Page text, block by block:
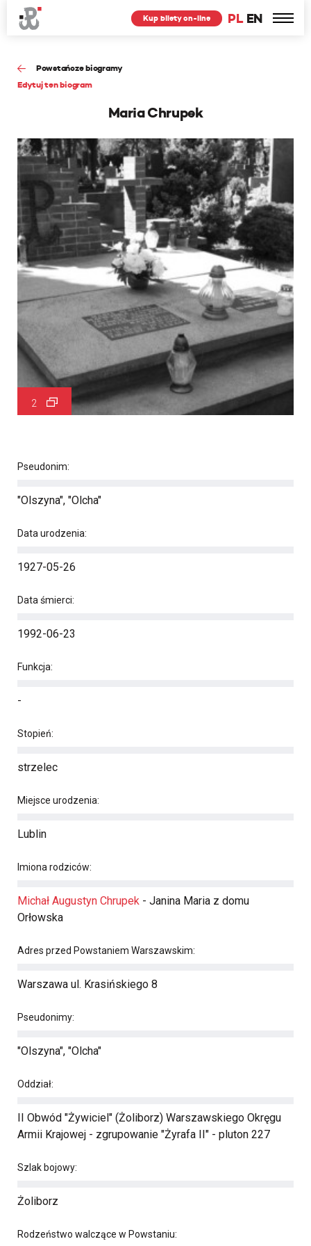
PL EN
Kup bilety on-line
Powstańcze biogramy
Edytuj ten biogram
Maria Chrupek
2
Pseudonim:
"Olszyna", "Olcha"
Data urodzenia:
1927-05-26
Data śmierci:
1992-06-23
Funkcja:
-
Stopień:
strzelec
Miejsce urodzenia:
Lublin
Imiona rodziców:
Michał Augustyn Chrupek - Janina Maria z domu
Orłowska
Adres przed Powstaniem Warszawskim:
Warszawa ul. Krasińskiego 8
Pseudonimy:
"Olszyna", "Olcha"
Oddział:
II Obwód "Żywiciel" (Żoliborz) Warszawskiego Okręgu
Armii Krajowej - zgrupowanie "Żyrafa II" - pluton 227
Szlak bojowy:
Żoliborz
Rodzeństwo walczące w Powstaniu: